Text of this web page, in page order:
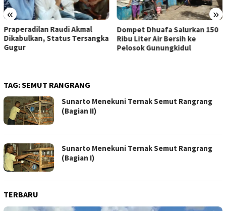
« »
Praperadilan Raudi Akmal
Dikabulkan, Status Tersangka
Gugur
Dompet Dhuafa Salurkan 150
Ribu Liter Air Bersih ke
Pelosok Gunungkidul
TAG:SEMUT RANGRANG
Sunarto Menekuni Ternak Semut Rangrang
(Bagian II)
Sunarto Menekuni Ternak Semut Rangrang
(Bagian I)
TERBARU